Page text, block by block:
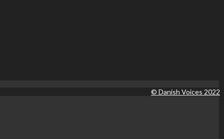
© Danish Voices 2022